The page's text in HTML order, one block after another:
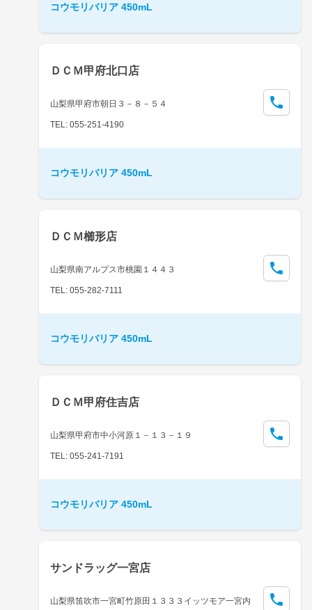
コウモリバリア 450mL
ＤＣＭ甲府北口店
山梨県甲府市朝日３－８－５４
TEL: 055-251-4190
コウモリバリア 450mL
ＤＣＭ櫛形店
山梨県南アルプス市桃園１４４３
TEL: 055-282-7111
コウモリバリア 450mL
ＤＣＭ甲府住吉店
山梨県甲府市中小河原１－１３－１９
TEL: 055-241-7191
コウモリバリア 450mL
サンドラッグ一宮店
山梨県笛吹市一宮町竹原田１３３３イッツモア一宮内